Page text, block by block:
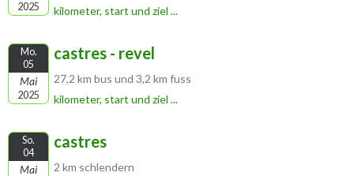
2025
kilometer, start und ziel ...
Mo.
05
Mai
2025
castres - revel
27,2 km bus und 3,2 km fuss
kilometer, start und ziel ...
So.
04
Mai
castres
2 km schlendern